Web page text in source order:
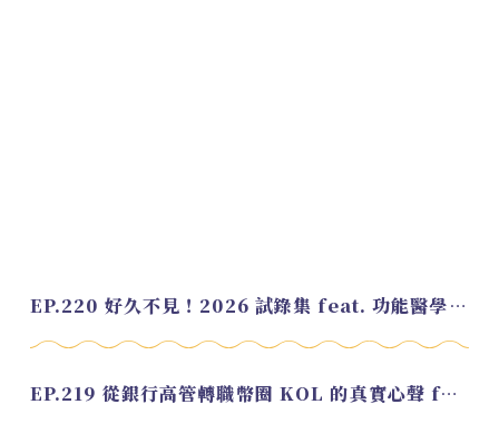
EP.220 好久不見！2026 試錄集 feat. 功能醫學營養師 美寶
EP.219 從銀行高管轉職幣圈 KOL 的真實心聲 feat.龜大